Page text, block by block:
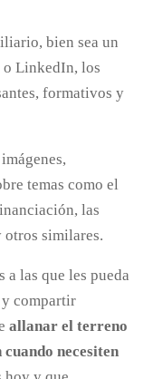
bien sea un
o LinkedIn, los
formativos y
temas como el
las
otros similares.
a las que les pueda
compartir
allanar el terreno
necesiten